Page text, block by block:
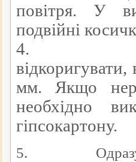
повітря. У
подвійні
4.
мм. Якщо
необхідно
гіпсокартону.
5.